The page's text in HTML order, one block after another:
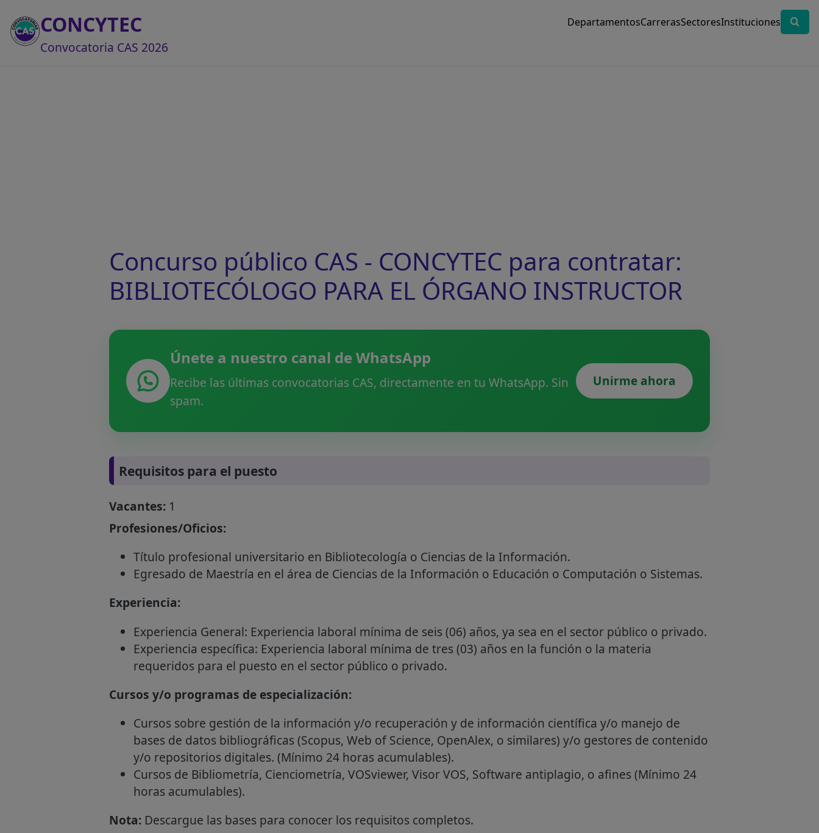
CONCYTEC
Convocatoria CAS 2026
DepartamentosCarrerasSectoresInstituciones
Concurso público CAS - CONCYTEC para contratar:
BIBLIOTECÓLOGO PARA EL ÓRGANO INSTRUCTOR
Únete a nuestro canal de WhatsApp
Recibe las últimas convocatorias CAS, directamente en tu WhatsApp. Sin
spam.
Unirme ahora
Requisitos para el puesto
Vacantes:1
Profesiones/Oficios:
Título profesional universitario en Bibliotecología o Ciencias de la Información.
Egresado de Maestría en el área de Ciencias de la Información o Educación o Computación o Sistemas.
Experiencia:
Experiencia General: Experiencia laboral mínima de seis (06) años, ya sea en el sector público o privado.
Experiencia específica: Experiencia laboral mínima de tres (03) años en la función o la materia
requeridos para el puesto en el sector público o privado.
Cursos y/o programas de especialización:
Cursos sobre gestión de la información y/o recuperación y de información científica y/o manejo de
bases de datos bibliográficas (Scopus, Web of Science, OpenAlex, o similares) y/o gestores de contenido
y/o repositorios digitales. (Mínimo 24 horas acumulables).
Cursos de Bibliometría, Cienciometría, VOSviewer, Visor VOS, Software antiplagio, o afines (Mínimo 24
horas acumulables).
Nota:Descargue las bases para conocer los requisitos completos.